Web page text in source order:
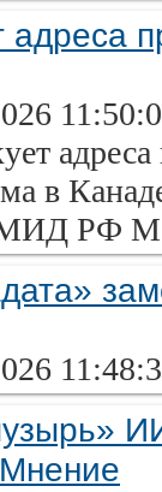
адреса
в
МИД РФ